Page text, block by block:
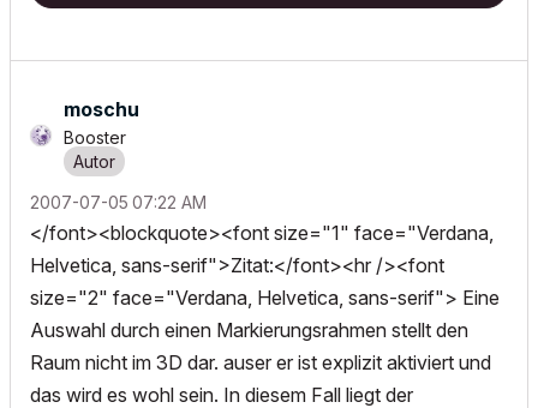
moschu
Booster
‎2007-07-05 07:22 AM
</font><blockquote><font size="1" face="Verdana,
Helvetica, sans-serif">Zitat:</font><hr /><font
size="2" face="Verdana, Helvetica, sans-serif"> Eine
Auswahl durch einen Markierungsrahmen stellt den
Raum nicht im 3D dar. auser er ist explizit aktiviert und
das wird es wohl sein. In diesem Fall liegt der